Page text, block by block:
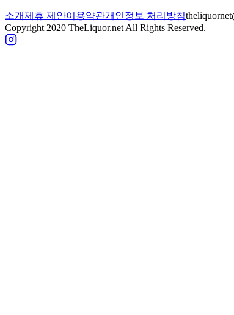
소개제휴 제안이용약관개인정보 처리방침
Copyright 2020 TheLiquor.net All Rights Reserved.